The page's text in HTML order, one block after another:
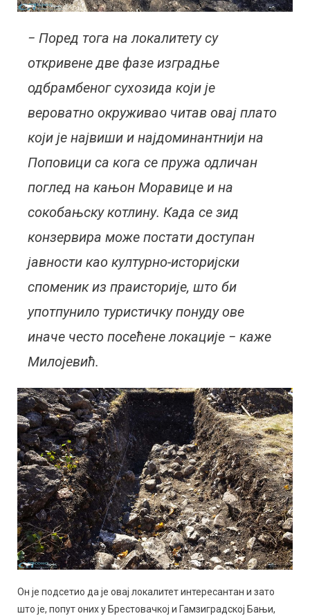
− Поред тога на локалитету су
откривене две фазе изградње
одбрамбеног сухозида који је
вероватно окруживао читав овај плато
који је највиши и најдоминантнији на
Поповици са кога се пружа одличан
поглед на кањон Моравице и на
сокобањску котлину. Када се зид
конзервира може постати доступан
јавности као културно-историјски
споменик из праисторије, што би
употпунило туристичку понуду ове
иначе често посећене локације − каже
Милојевић.
Он је подсетио да је овај локалитет интересантан и зато
што је, попут оних у Брестовачкој и Гамзиградској Бањи,